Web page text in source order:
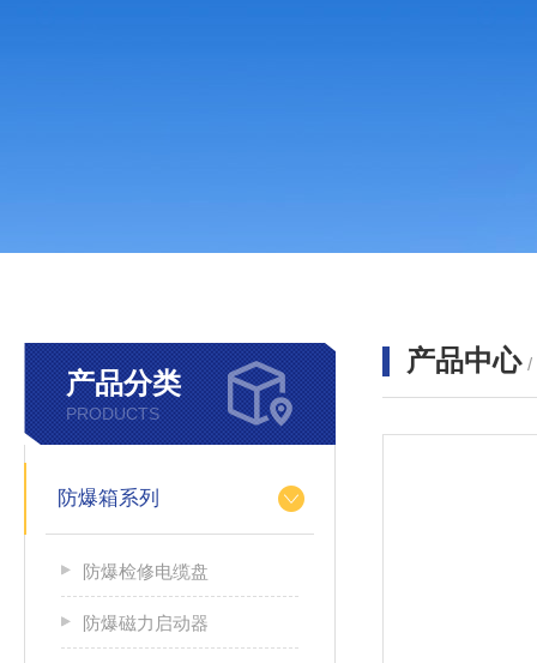
产品分类
PRODUCTS
防爆箱系列
防爆检修电缆盘
防爆磁力启动器
产品中心 /